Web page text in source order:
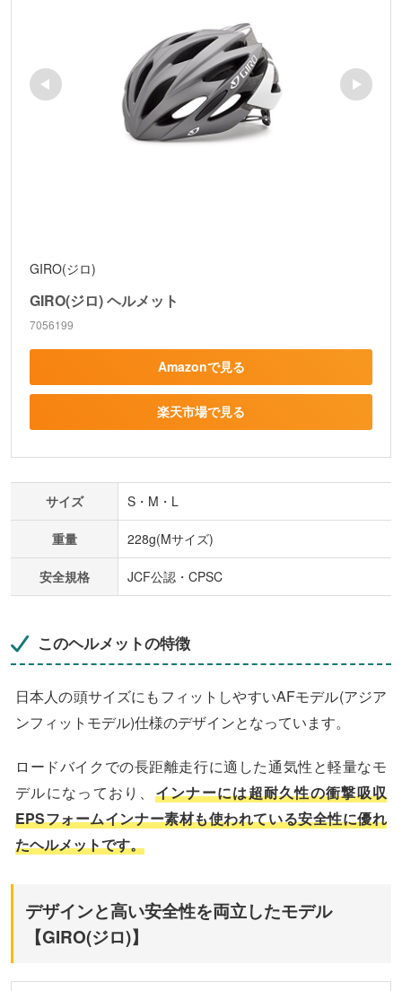
GIRO(ジロ)
GIRO(ジロ) ヘルメット
7056199
Amazonで見る
楽天市場で見る
サイズ S・M・L
重量 228g(Mサイズ)
安全規格 JCF公認・CPSC
このヘルメットの特徴
日本人の頭サイズにもフィットしやすいAFモデル(アジア
ンフィットモデル)仕様のデザインとなっています。
ロードバイクでの長距離走行に適した通気性と軽量なモ
デルになっており、 インナーには超耐久性の衝撃吸収
EPSフォームインナー素材も使われている安全性に優れ
たヘルメットです。
デザインと高い安全性を両立したモデル
【GIRO(ジロ)】